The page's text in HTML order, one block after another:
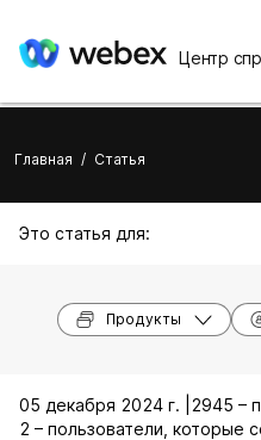
Центр
Главная / Статья
Это статья для:
Продукты
05 декабря 2024 г. |
2945 –
2 – пользователи, которые